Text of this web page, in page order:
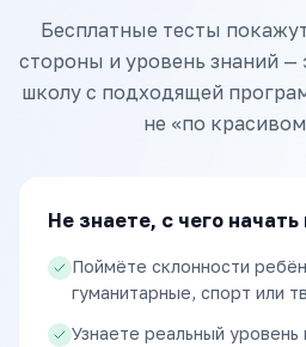
Бесплатные тесты
стороны и уровень знаний
школу с подходящей
не «по
Не знаете, с чего начать
Поймёте склонности
гуманитарные, спорт или
Узнаете реальный уровень